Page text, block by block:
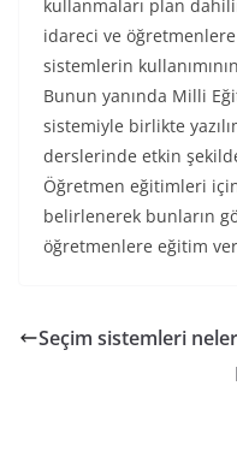
kullanmaları plan
idareci ve
sistemlerin
Bunun yanında Milli
sistemiyle birlikte
derslerinde etkin
Öğretmen eğitimleri
belirlenerek bunların
öğretmenlere eğitim
Seçim sistemleri